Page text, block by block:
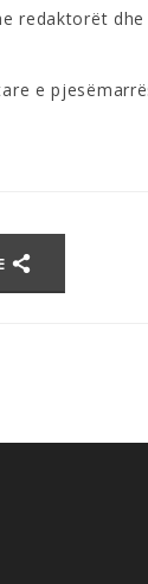
redaktorët
e